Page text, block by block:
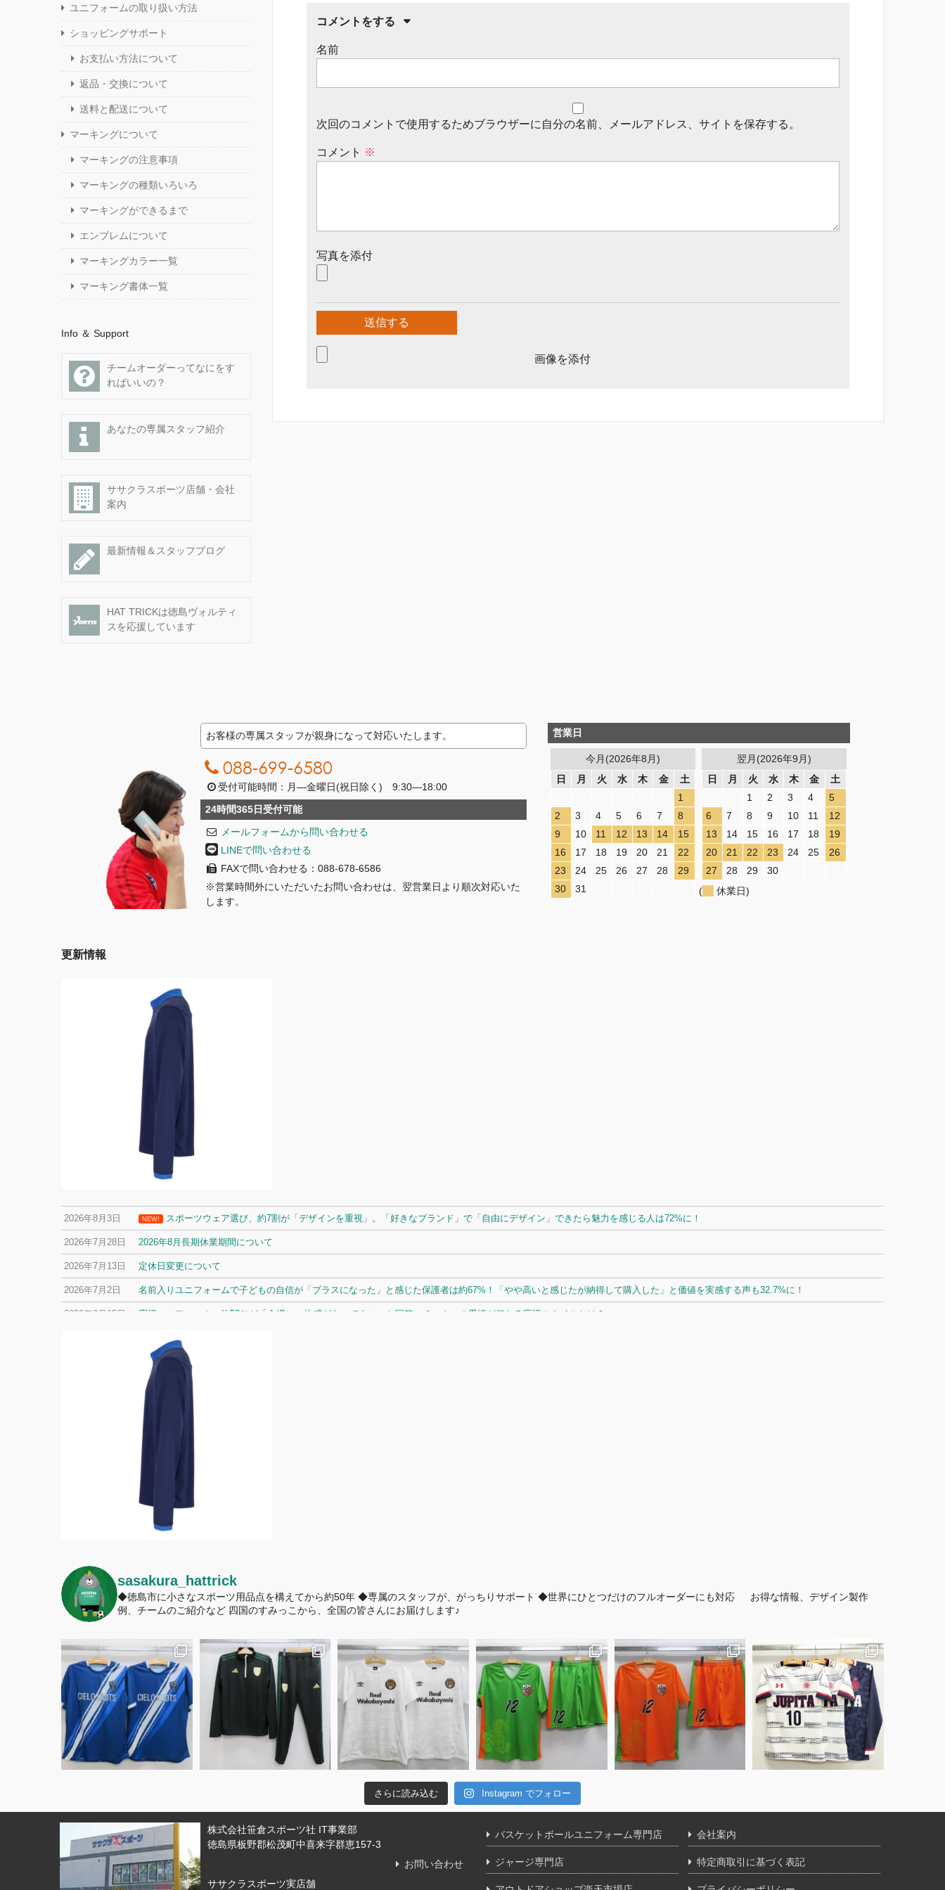
コメントをする
名前
次回のコメントで使用するためブラウザーに自分の名前、メールアドレス、サイトを保存する。
コメント ※
写真を添付
画像を添付
ユニフォームの取り扱い方法
ショッピングサポート
お支払い方法について
返品・交換について
送料と配送について
マーキングについて
マーキングの注意事項
マーキングの種類いろいろ
マーキングができるまで
エンブレムについて
マーキングカラー一覧
マーキング書体一覧
Info ＆ Support
チームオーダーってなにをす
ればいいの？
あなたの専属スタッフ紹介
ササクラスポーツ店舗・会社
案内
最新情報＆スタッフブログ
HAT TRICKは徳島ヴォルティ
スを応援しています
お客様の専属スタッフが親身になって対応いたします。
088-699-6580
受付可能時間：月―金曜日(祝日除く) 9:30―18:00
24時間365日受付可能
メールフォームから問い合わせる
LINEで問い合わせる
FAXで問い合わせる：088-678-6586
※営業時間外にいただいたお問い合わせは、翌営業日より順次対応いた
します。
営業日
今月(2026年8月)
日
月 火 水 木 金
土
1
2
3 4 5 6 7
8
9
10 11 12 13 14
15
16
17 18 19 20 21
22
23
24 25 26 27 28
29
30
31
翌月(2026年9月)
日
月 火 水 木 金
土
1
2 3 4
5
6
7 8 9 10 11
12
13
14 15 16 17 18
19
20
21 22 23 24 25
26
27
28 29
30
(
休業日)
更新情報
2026年8月3日 NEW! スポーツウェア選び、約7割が「デザインを重視」。「好きなブランド」で「自由にデザイン」できたら魅力を感じる人は72%に！
2026年7月28日 2026年8月長期休業期間について
2026年7月13日 定休日変更について
2026年7月2日 名前入りユニフォームで子どもの自信が「プラスになった」と感じた保護者は約67%！「やや高いと感じたが納得して購入した」と価値を実感する声も32.7%に！
2026年6月15日 応援ユニフォーム、約53％が「会場に一体感があってよい」と回答。チームへの愛情が伝わる応援スタイルとは？
sasakura_hattrick
◆徳島市に小さなスポーツ用品点を構えてから約50年 ◆専属のスタッフが、がっちりサポート ◆世界にひとつだけのフルオーダーにも対応
お得な情報、デザイン製作
例、チームのご紹介など 四国のすみっこから、全国の皆さんにお届けします♪
さらに読み込む Instagram でフォロー
株式会社笹倉スポーツ社 IT事業部
徳島県板野郡松茂町中喜来字群恵157-3
お問い合わせ
ササクラスポーツ実店舗
バスケットボールユニフォーム専門店
ジャージ専門店
会社案内
特定商取引に基づく表記